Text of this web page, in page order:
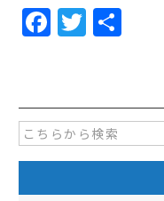
F
a
e
b
o
o
T
w
er